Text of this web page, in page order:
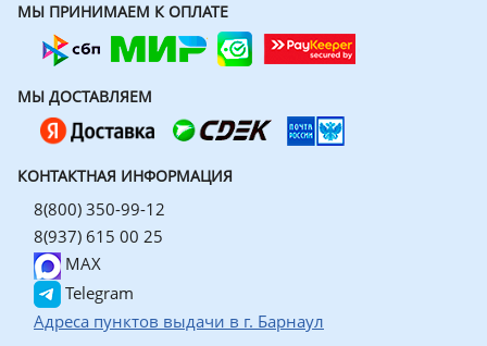
МЫ ПРИНИМАЕМ К ОПЛАТЕ
МЫ ДОСТАВЛЯЕМ
КОНТАКТНАЯ ИНФОРМАЦИЯ
8(800) 350-99-12
8(937) 615 00 25
MAX
Telegram
Адреса пунктов выдачи в г. Барнаул